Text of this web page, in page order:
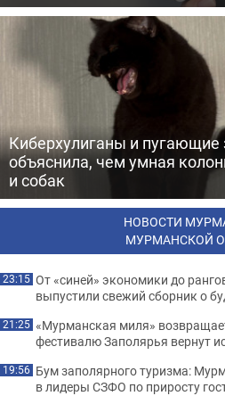
Киберхулиганы и пугающие
объяснила, чем умная
и собак
НОВОСТИ
МУРМАНСКОЙ
23:15 От «синей» экономики до
выпустили свежий сборник о
21:25 «Мурманская миля»
фестивалю Заполярья вернут
19:56 Бум заполярного туризма:
в лидеры СЗФО по приросту